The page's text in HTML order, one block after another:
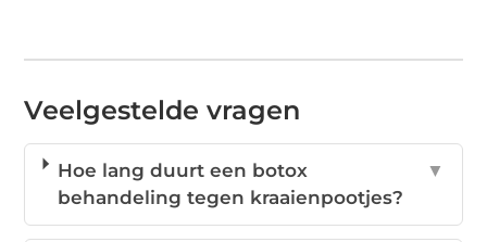
Veelgestelde vragen
Hoe lang duurt een botox
behandeling tegen kraaienpootjes?
▼